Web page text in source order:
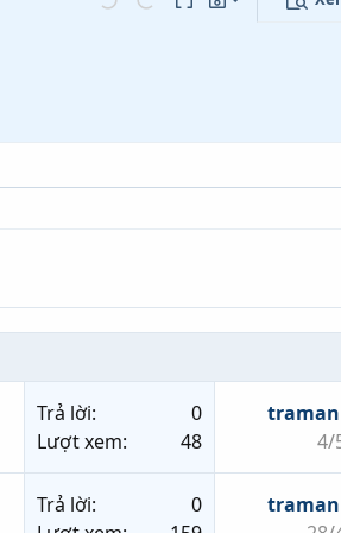
Undo Redo Toggle BB code
Bản thảo
Lưu nháp
Trả lời
0
Lượt xem
48
4/
Trả lời
0